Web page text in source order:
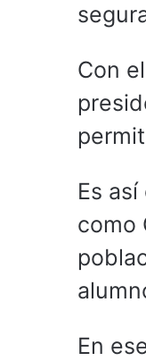
Con
Es
como
En